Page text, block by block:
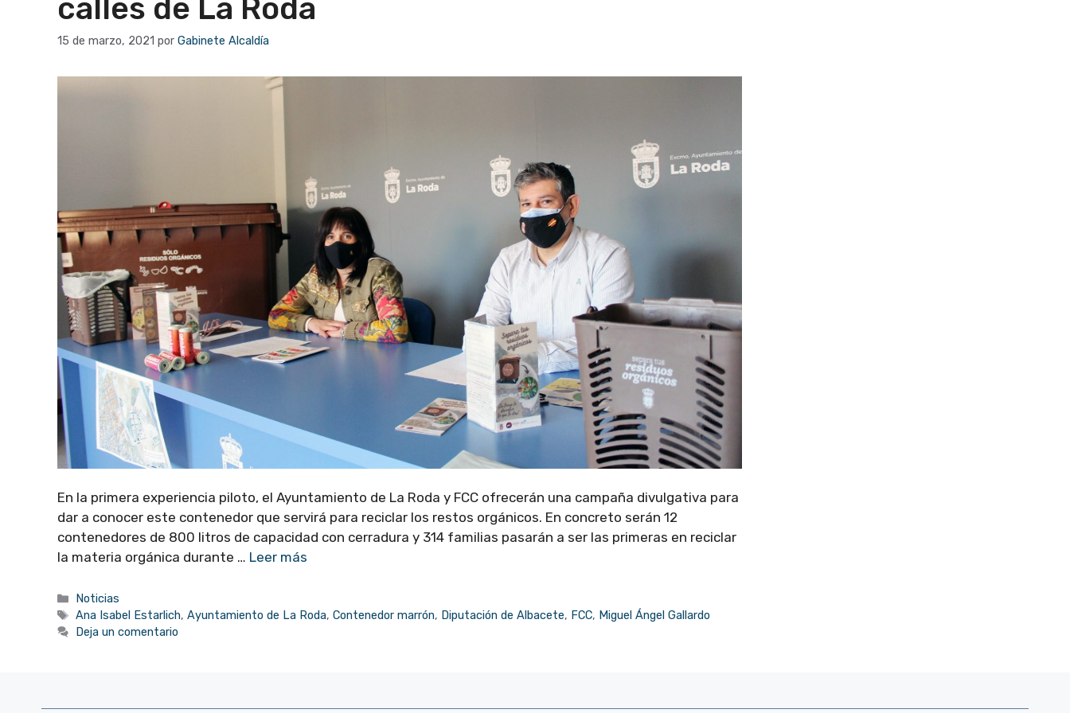
calles de La Roda
15 de marzo, 2021 por Gabinete Alcaldía
En la primera experiencia piloto, el Ayuntamiento de La Roda y FCC ofrecerán una campaña divulgativa para
dar a conocer este contenedor que servirá para reciclar los restos orgánicos. En concreto serán 12
contenedores de 800 litros de capacidad con cerradura y 314 familias pasarán a ser las primeras en reciclar
la materia orgánica durante … Leer más
Categorías
Noticias
Etiquetas
Ana Isabel Estarlich,Ayuntamiento de La Roda,Contenedor marrón, Diputación de Albacete, FCC, Miguel Ángel Gallardo
Deja un comentario